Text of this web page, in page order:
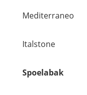
Mediterraneo
Italstone
Spoelabak